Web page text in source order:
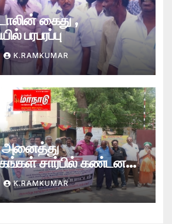
கைது ,
பரபரப்பு
K.RAMKUMAR
அனைத்து
சார்பில் கண்டன
K.RAMKUMAR